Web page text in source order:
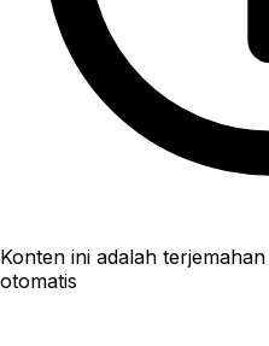
Konten ini adalah
otomatis